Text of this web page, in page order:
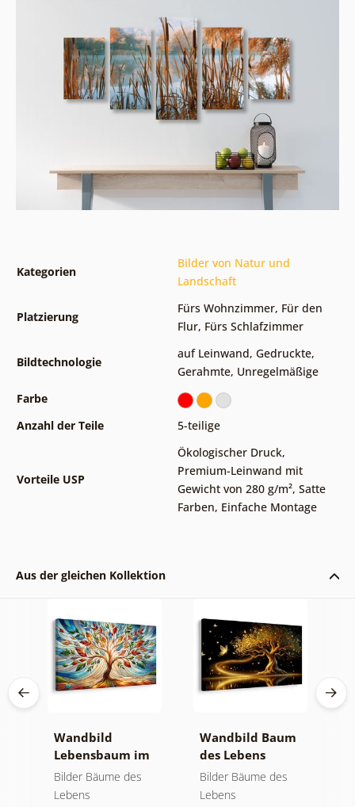
Kategorien
Bilder von Natur und
Landschaft
Platzierung
Fürs Wohnzimmer, Für den
Flur, Fürs Schlafzimmer
Bildtechnologie
auf Leinwand, Gedruckte,
Gerahmte, Unregelmäßige
Farbe
Anzahl der Teile
5-teilige
Vorteile USP
Ökologischer Druck,
Premium-Leinwand mit
Gewicht von 280 g/m², Satte
Farben, Einfache Montage
Aus der gleichen Kollektion
Wandbild
Lebensbaum im
bunten
Glasfenster
Bilder Bäume des
Lebens
Wandbild Baum
des Lebens
goldene Magie
Bilder Bäume des
Lebens